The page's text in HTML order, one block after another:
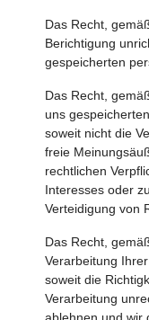
Das Recht,
Berichtigung
gespeicherten
Das Recht,
uns
soweit nicht die
freie
rechtlichen
Interesses oder
Verteidigung von
Das Recht,
Verarbeitung
soweit die
Verarbeitung